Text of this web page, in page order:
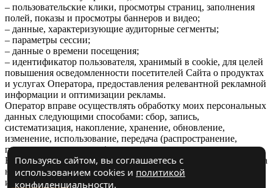
– пользовательские клики, просмотры страниц, заполнения
полей, показы и просмотры баннеров и видео;
– данные, характеризующие аудиторные сегменты;
– параметры сессии;
– данные о времени посещения;
– идентификатор пользователя, хранимый в cookie, для целей
повышения осведомленности посетителей Сайта о продуктах
и услугах Оператора, предоставления релевантной рекламной
информации и оптимизации рекламы.
Оператор вправе осуществлять обработку моих персональных
данных следующими способами: сбор, запись,
систематизация, накопление, хранение, обновление,
изменение, использование, передача (распространение,
предоставление, доступ).
Настоящее согласие вступает в силу с момента моего перехода
на Сайт Оператора и действует в течение 3 лет, либо до
истечения указанного срока в случае отзыва субъектом
Пользуясь сайтом, вы соглашаетесь с
использованием cookies и политикой
конфиденциальности.